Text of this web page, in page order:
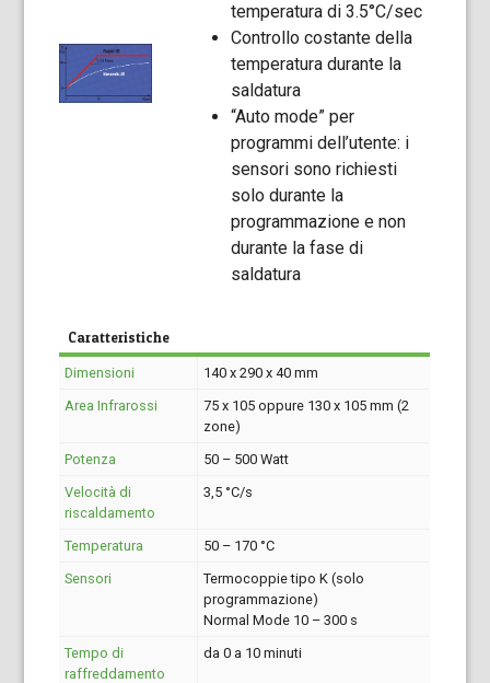
temperatura di 3.5°C/sec
Controllo costante della
temperatura durante la
saldatura
“Auto mode” per
programmi dell’utente: i
sensori sono richiesti
solo durante la
programmazione e non
durante la fase di
saldatura
Caratteristiche
Dimensioni
140 x 290 x 40 mm
Area Infrarossi
75 x 105 oppure 130 x 105 mm (2
zone)
Potenza
50 – 500 Watt
Velocità di
riscaldamento
3,5 °C/s
Temperatura
50 – 170 °C
Sensori
Termocoppie tipo K (solo
programmazione)
Normal Mode 10 – 300 s
Tempo di
raffreddamento
da 0 a 10 minuti